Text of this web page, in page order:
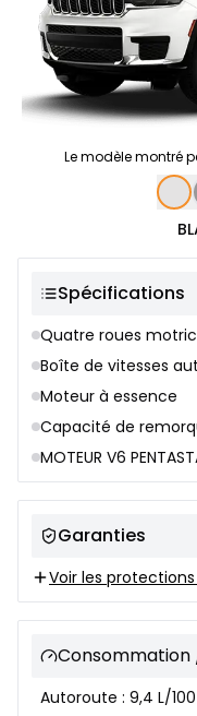
Le modèle montré
Sélection de couleur
Spécifications
Quatre roues
Boîte de vitesses
Moteur à essence
Capacité de
MOTEUR V6
Garanties
Voir les
Autoroute : 9,4 L/100